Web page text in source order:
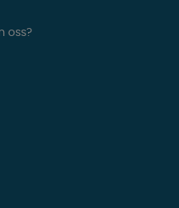
oss?